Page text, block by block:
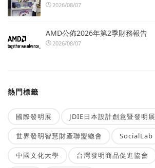
2026/08/07
AMD公佈2026年第2季財務報告
2026/08/07
熱門標籤
國際發明展 JDIE日本設計創意暨發明展
世界發明智慧財產聯盟總會 SocialLab
中國文化大學 台灣發明商品促進協會